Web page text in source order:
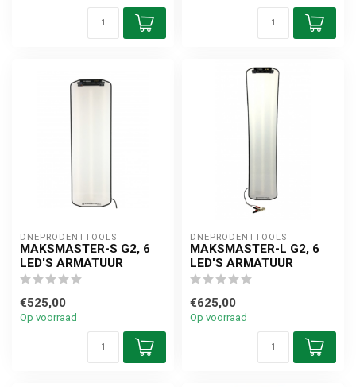
DNEPRODENTTOOLS
MAKSMASTER-S G2, 6
LED'S ARMATUUR
€525,00
Op voorraad
DNEPRODENTTOOLS
MAKSMASTER-L G2, 6
LED'S ARMATUUR
€625,00
Op voorraad